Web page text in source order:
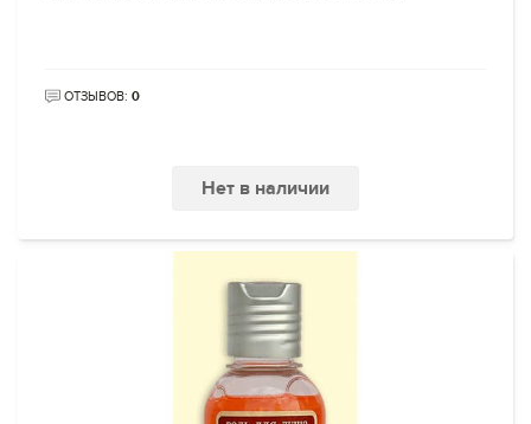
ОТЗЫВОВ: 0
Нет в наличии